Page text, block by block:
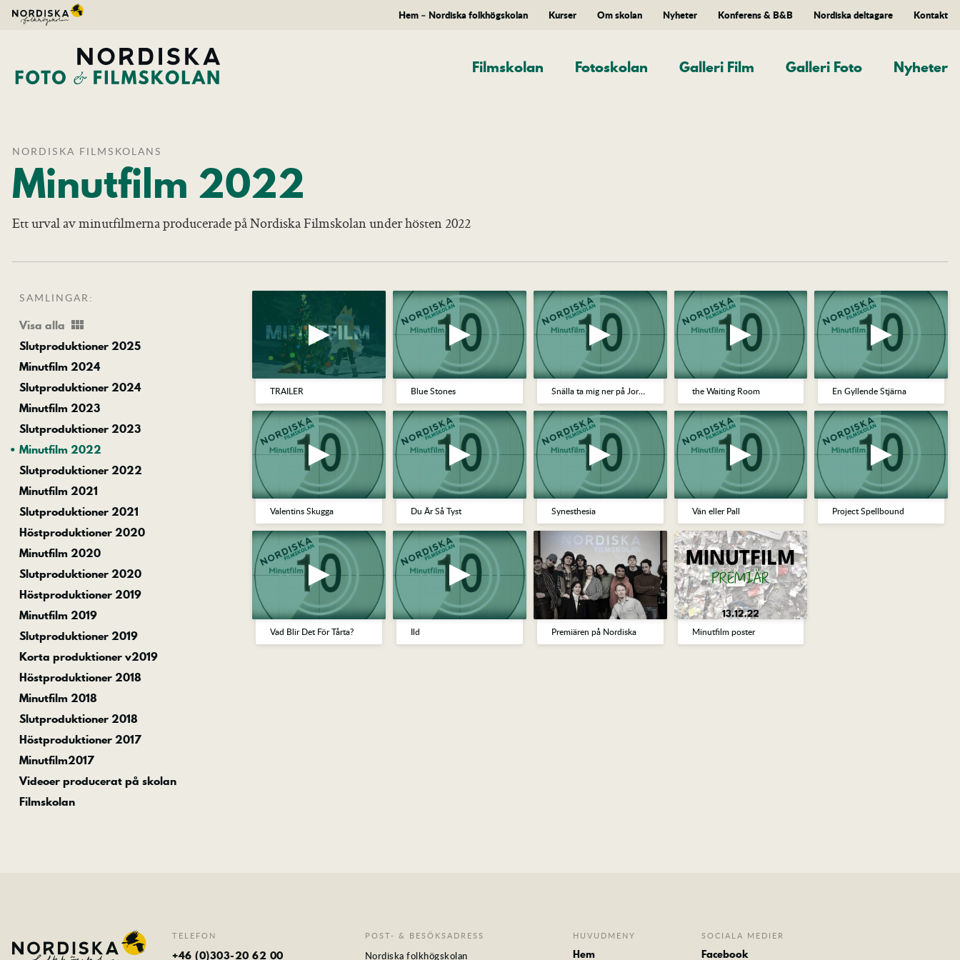
Hem – Nordiska folkhögskolan Kurser Om skolan Nyheter Konferens & B&B Nordiska deltagare Kontakt
Filmskolan Fotoskolan Galleri Film Galleri Foto Nyheter
NORDISKA FILMSKOLANS
Minutfilm 2022
Ett urval av minutfilmerna producerade på Nordiska Filmskolan under hösten 2022
SAMLINGAR:
Visa alla view_module
Slutproduktioner 2025
Minutfilm 2024
Slutproduktioner 2024
Minutfilm 2023
Slutproduktioner 2023
Minutfilm 2022
Slutproduktioner 2022
Minutfilm 2021
Slutproduktioner 2021
Höstproduktioner 2020
Minutfilm 2020
Slutproduktioner 2020
Höstproduktioner 2019
Minutfilm 2019
Slutproduktioner 2019
Korta produktioner v2019
Höstproduktioner 2018
Minutfilm 2018
Slutproduktioner 2018
Höstproduktioner 2017
Minutfilm2017
Videoer producerat på skolan
Filmskolan
TRAILER Blue Stones Snälla ta mig ner på Jorden igen the Waiting Room En Gyllende Stjärna
Valentins Skugga Du Är Så Tyst Synesthesia Vän eller Pall Project Spellbound
Vad Blir Det För Tårta? Ild Premiären på Nordiska Minutfilm poster
TELEFON
+46 (0)303-20 62 00
POST- & BESÖKSADRESS
Nordiska folkhögskolan
HUVUDMENY
Hem
SOCIALA MEDIER
Facebook